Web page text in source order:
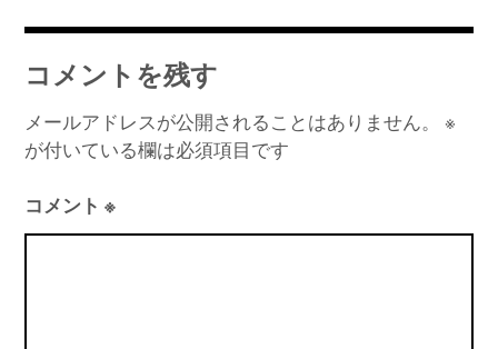
稿
ナ
ビ
ゲ
ー
シ
ョ
コメントを残す
メールアドレスが公開されることはありません。
※
が付いている欄は必須項目です
コメント※